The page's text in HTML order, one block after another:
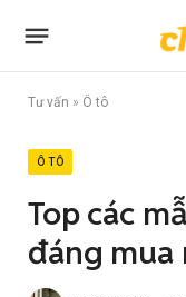
Tư vấn » Ô tô
Ô TÔ
Top các
đáng